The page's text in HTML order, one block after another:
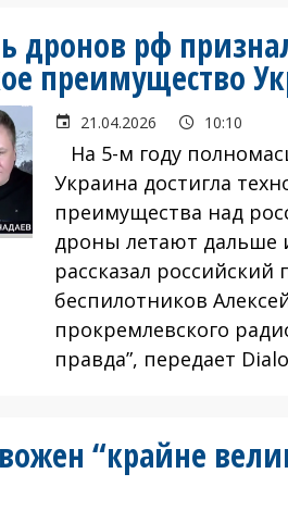
дронов рф
преимущество
21.04.2026 10:10
На 5-м году
Украина достигла
преимущества над
дроны летают дальше
рассказал российский
беспилотников
прокремлевского
правда”, передает
“крайне